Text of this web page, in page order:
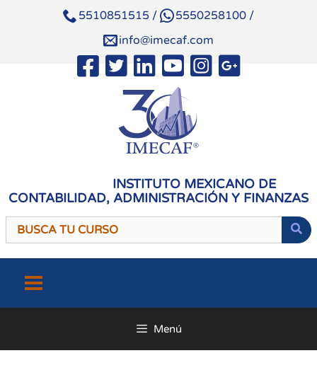
5510851515 / 5550258100 /
info@imecaf.com
INSTITUTO MEXICANO DE
CONTABILIDAD, ADMINISTRACIÓN Y FINANZAS
contenido
Menú